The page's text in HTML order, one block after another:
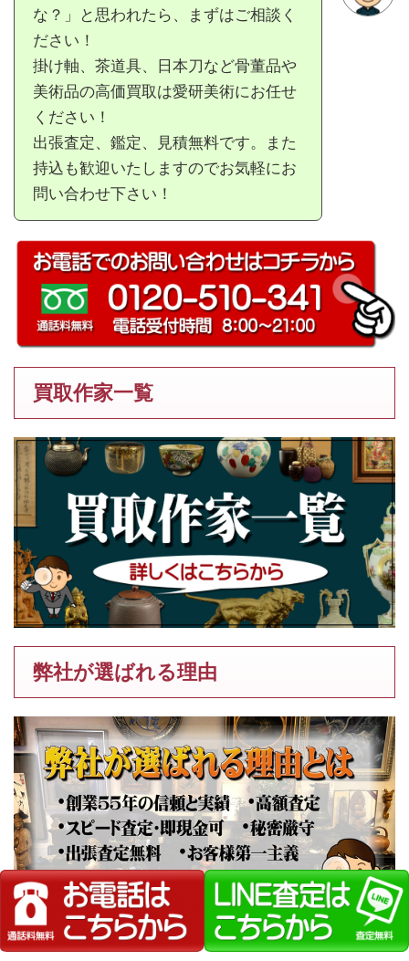
な？」と思われたら、まずはご相談く
ださい！
掛け軸、茶道具、日本刀など骨董品や
美術品の高価買取は愛研美術にお任せ
ください！
出張査定、鑑定、見積無料です。また
持込も歓迎いたしますのでお気軽にお
問い合わせ下さい！
買取作家一覧
弊社が選ばれる理由